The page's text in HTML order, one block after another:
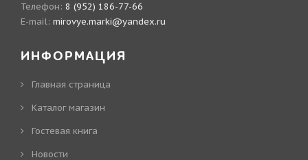
Телефон: 8 (952) 186-77-66
E-mail: mirovye.marki@yandex.ru
ИНФОРМАЦИЯ
Главная страница
Каталог магазин
Гостевая книга
Новости